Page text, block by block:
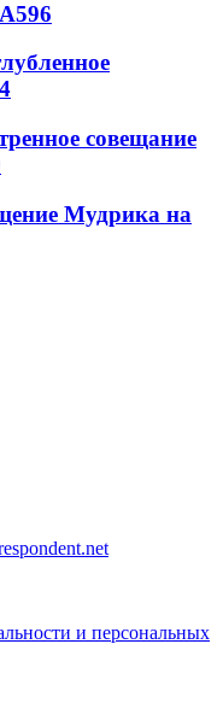
596
совещание
Мудрика на
и персональных